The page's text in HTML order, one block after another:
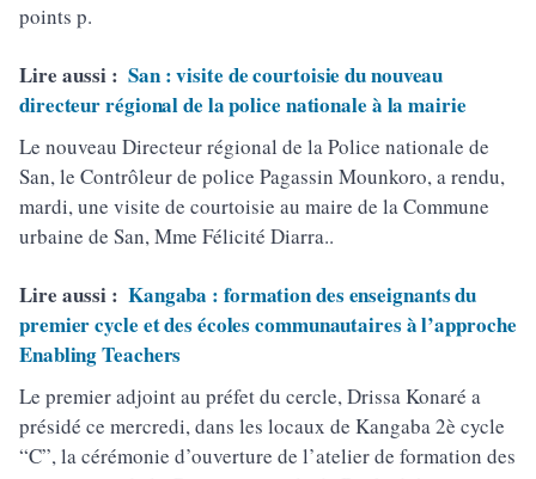
points p.
Lire aussi : San : visite de courtoisie du nouveau
directeur régional de la police nationale à la mairie
Le nouveau Directeur régional de la Police nationale de
San, le Contrôleur de police Pagassin Mounkoro, a rendu,
mardi, une visite de courtoisie au maire de la Commune
urbaine de San, Mme Félicité Diarra..
Lire aussi : Kangaba : formation des enseignants du
premier cycle et des écoles communautaires à l’approche
Enabling Teachers
Le premier adjoint au préfet du cercle, Drissa Konaré a
présidé ce mercredi, dans les locaux de Kangaba 2è cycle
“C”, la cérémonie d’ouverture de l’atelier de formation des